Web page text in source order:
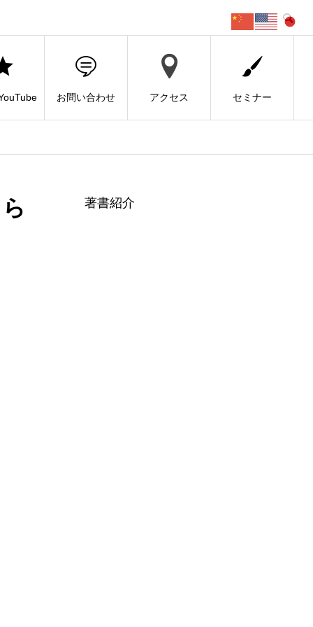
お問い合わせ アクセス セミナー
著書紹介